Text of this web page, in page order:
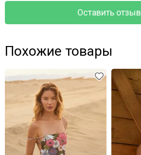
Оставить отзыв
Похожие товары